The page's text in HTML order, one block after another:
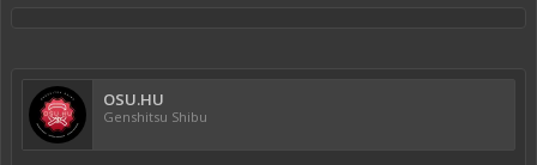
OSU.HU
Genshitsu Shibu